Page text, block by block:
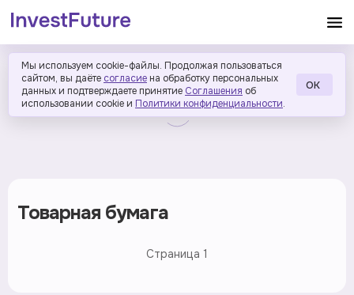
Мы используем cookie-файлы. Продолжая пользоваться
сайтом, вы даёте согласие на обработку персональных
данных и подтверждаете принятие Соглашения об
использовании cookie и Политики конфиденциальности.
ОК
Товарная бумага
Страница 1